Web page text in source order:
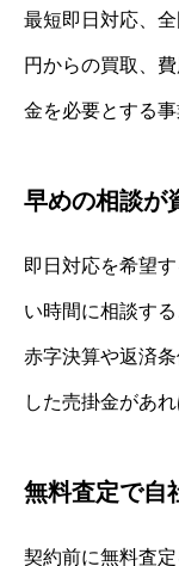
最短即日対応、
円からの買取、
金を必要とする
早めの相談が
即日対応を希望
い時間に相談する
赤字決算や返済
した売掛金があ
無料査定で自
契約前に無料査